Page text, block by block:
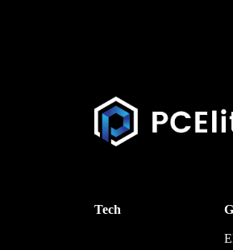
Tech